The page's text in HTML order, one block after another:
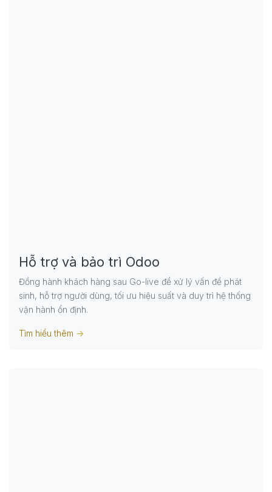
Hỗ trợ và bảo trì Odoo
Đồng hành khách hàng sau Go-live để xử lý vấn đề phát
sinh, hỗ trợ người dùng, tối ưu hiệu suất và duy trì hệ thống
vận hành ổn định.
Tìm hiểu thêm ->